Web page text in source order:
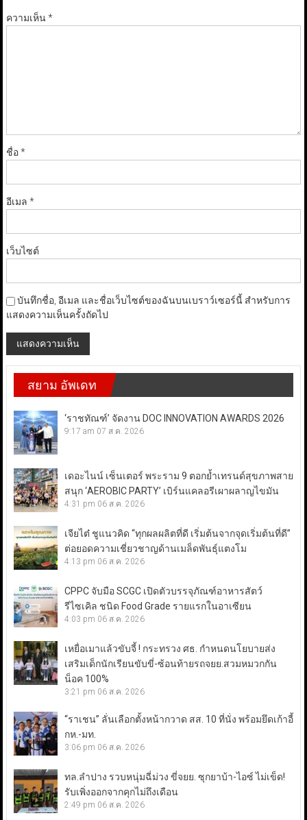
ความเห็น*
ชื่อ*
อีเมล *
เว็บไซต์
บันทึกชื่อ, อีเมล และชื่อเว็บไซต์ของฉันบนเบราว์เซอร์นี้ สำหรับการ
แสดงความเห็นครั้งถัดไป
สยาม อัพเดท
‘ราชทัณฑ์’ จัดงาน DOC INNOVATION AWARDS 2026
9:17 am 07 ส.ค. 2026
เดอะไนน์ เซ็นเตอร์ พระราม 9 ตอกย้ำเทรนด์สุขภาพสาย
สนุก ‘AEROBIC PARTY’ เบิร์นแคลอรีเผาผลาญไขมัน
4:31 pm 06 ส.ค. 2026
เจียไต๋ ชูแนวคิด “ทุกผลผลิตที่ดี เริ่มต้นจากจุดเริ่มต้นที่ดี”
ต่อยอดความเชี่ยวชาญด้านเมล็ดพันธุ์แตงโม
4:13 pm 06 ส.ค. 2026
CPPC จับมือ SCGC เปิดตัวบรรจุภัณฑ์อาหารสัตว์
รีไซเคิล ชนิด Food Grade รายแรกในอาเซียน
4:03 pm 06 ส.ค. 2026
เหยื่อเมาแล้วขับจี้ ! กระทรวง ศธ. กำหนดนโยบายส่ง
เสริมเด็กนักเรียนขับขี่-ซ้อนท้ายรถจยย.สวมหมวกกัน
น็อค 100%
3:21 pm 06 ส.ค. 2026
“ราเชน” ลั่นเลือกตั้งหน้ากวาด สส. 10 ที่นั่ง พร้อมยึดเก้าอี้
กห.-มท.
3:06 pm 06 ส.ค. 2026
ทล.ลำปาง รวบหนุ่มฉี่ม่วง ขี่จยย. ซุกยาบ้า-ไอซ์ ไม่เข็ด!
รับเพิ่งออกจากคุกไม่ถึงเดือน
2:49 pm 06 ส.ค. 2026